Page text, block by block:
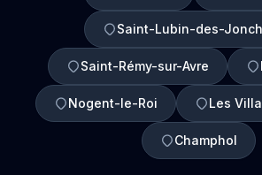
Saint-Lubin-des-
Saint-Rémy-sur-Avre
Nogent-le-Roi Les
Champhol